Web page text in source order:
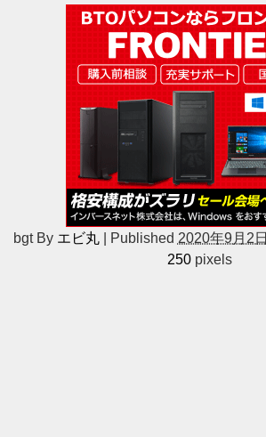
bgt By エビ丸 Published 2020年9月2日
250pixels